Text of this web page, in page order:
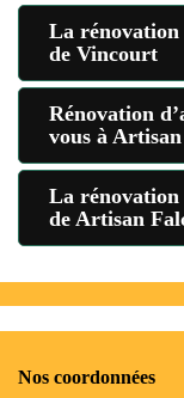
La
de Vincourt
Rénovation
vous à
La
de Artisan
Nos coordonnées